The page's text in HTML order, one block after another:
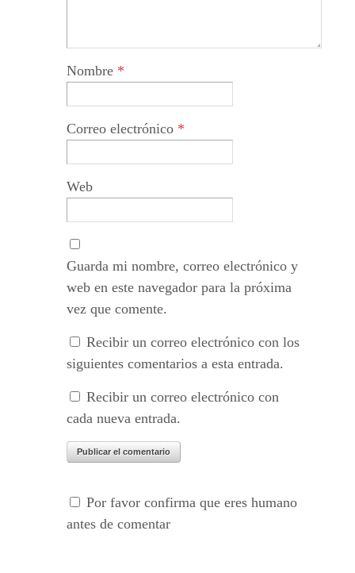
Nombre *
Correo electrónico *
Web
Guarda mi nombre, correo electrónico y
web en este navegador para la próxima
vez que comente.
Recibir un correo electrónico con los
siguientes comentarios a esta entrada.
Recibir un correo electrónico con
cada nueva entrada.
Por favor confirma que eres humano
antes de comentar